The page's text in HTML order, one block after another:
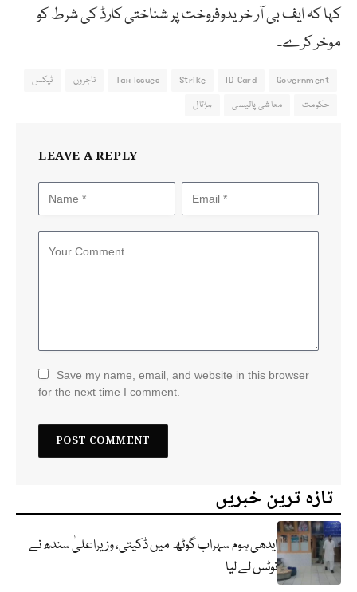
کہا کہ ایف بی آر خریدوفروخت پر شناختی کارڈ کی شرط کو
موخر کرے۔
Government
ID Card
Strike
Tax Issues تاجروں
ٹیکس
حکومت
معاشی پالیسی ہڑتال
LEAVE A REPLY
Save my name, email, and website in this browser
for the next time I comment.
تازہ ترین خبریں
ایدھی ہوم سہراب گوٹھ میں ڈکیتی، وزیراعلیٰ سندھ نے
نوٹس لے لیا